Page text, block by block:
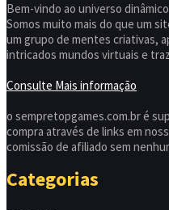
Bem-vindo ao universo
Somos muito mais do que um
um grupo de mentes criativas,
intricados mundos virtuais e
Consulte Mais informação
o sempretopgames.com.br é
compra através de links em
comissão de afiliado sem
Categorias